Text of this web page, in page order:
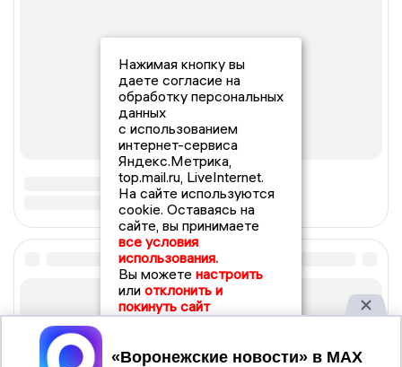
Нажимая кнопку вы
даете согласие на
обработку персональных
данных
с использованием
интернет-сервиса
Яндекс.Метрика,
top.mail.ru, LiveInternet.
На сайте используются
cookie. Оставаясь на
сайте, вы принимаете
все условия
использования.
Вы можете настроить
или отклонить и
покинуть сайт
Принять